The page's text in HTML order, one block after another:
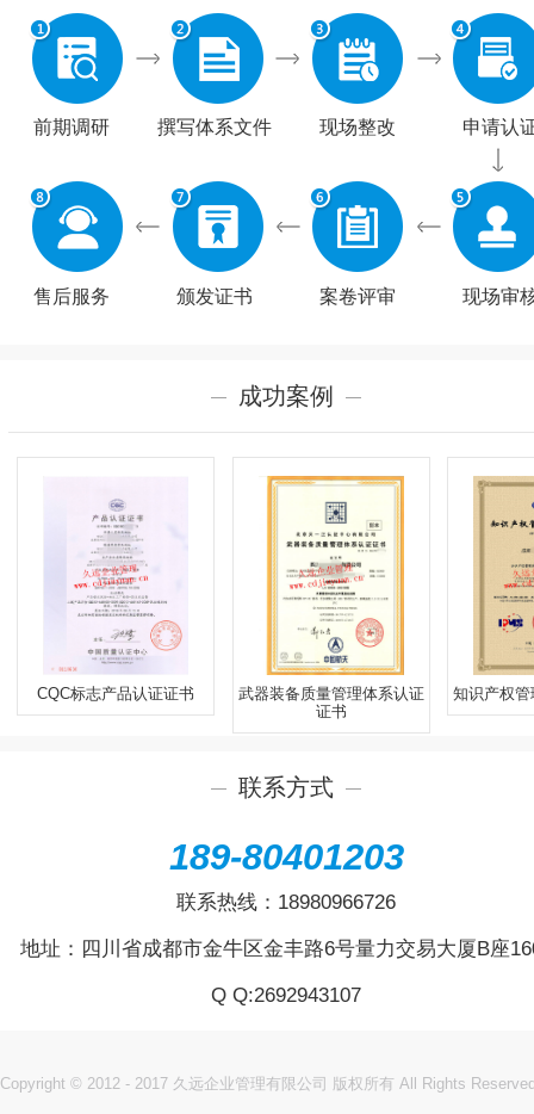
前期调研 撰写体系文件 现场整改 申请认
售后服务 颁发证书 案卷评审 现场审
成功案例
CQC标志产品认证证书
武器装备质量管理体系认证
证书
知识产权
联系方式
189-80401203
联系热线： 18980966726
地址：四川省成都市金牛区金丰路6号量力交易大厦B座
Q Q:2692943107
Copyright © 2012 - 2017 久远企业管理有限公司 版权所有 All Rights